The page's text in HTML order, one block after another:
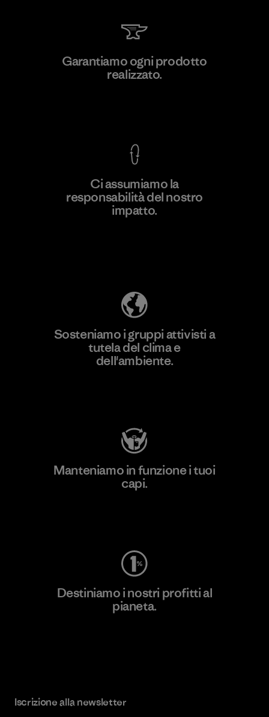
Scopri di più
Hirdaramani Industries (Pvt)
Ltd. - Kahathuduwa
Garantiamo ogni prodotto
realizzato.
Ci assumiamo la
responsabilità del nostro
impatto.
Sosteniamo i gruppi attivisti a
tutela del clima e
dell'ambiente.
Manteniamo in funzione i tuoi
capi.
Destiniamo i nostri profitti al
pianeta.
Iscrizione alla newsletter